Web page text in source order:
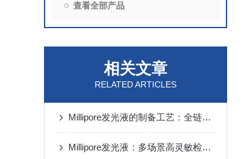
查看全部产品
相关文章
RELATED ARTICLES
Millipore发光液的制备工艺：全链路质控保障检测性能稳定
Millipore发光液：多场景高灵敏检测的核心试剂支撑